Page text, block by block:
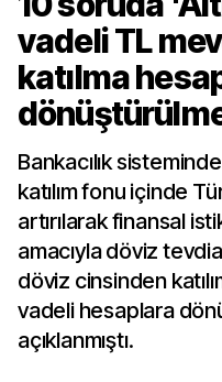
vadeli TL
katılma
Bankacılık
katılım fonu içinde
artırılarak finansal
amacıyla döviz
döviz cinsinden
vadeli hesaplara
açıklanmıştı.